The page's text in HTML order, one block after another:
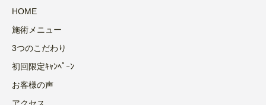
HOME
施術メニュー
3つのこだわり
初回限定ｷｬﾝﾍﾟｰﾝ
お客様の声